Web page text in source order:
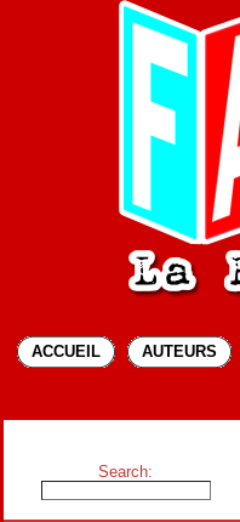
ACCUEIL AUTEURS
Search: